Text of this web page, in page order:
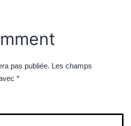
pas publiée. Les champs
*